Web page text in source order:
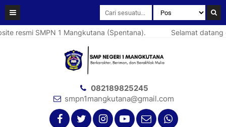
resmi SMPN 1 Mangkutana (Spentana). Selamat datang
082189825245
smpn1mangkutana@gmail.com